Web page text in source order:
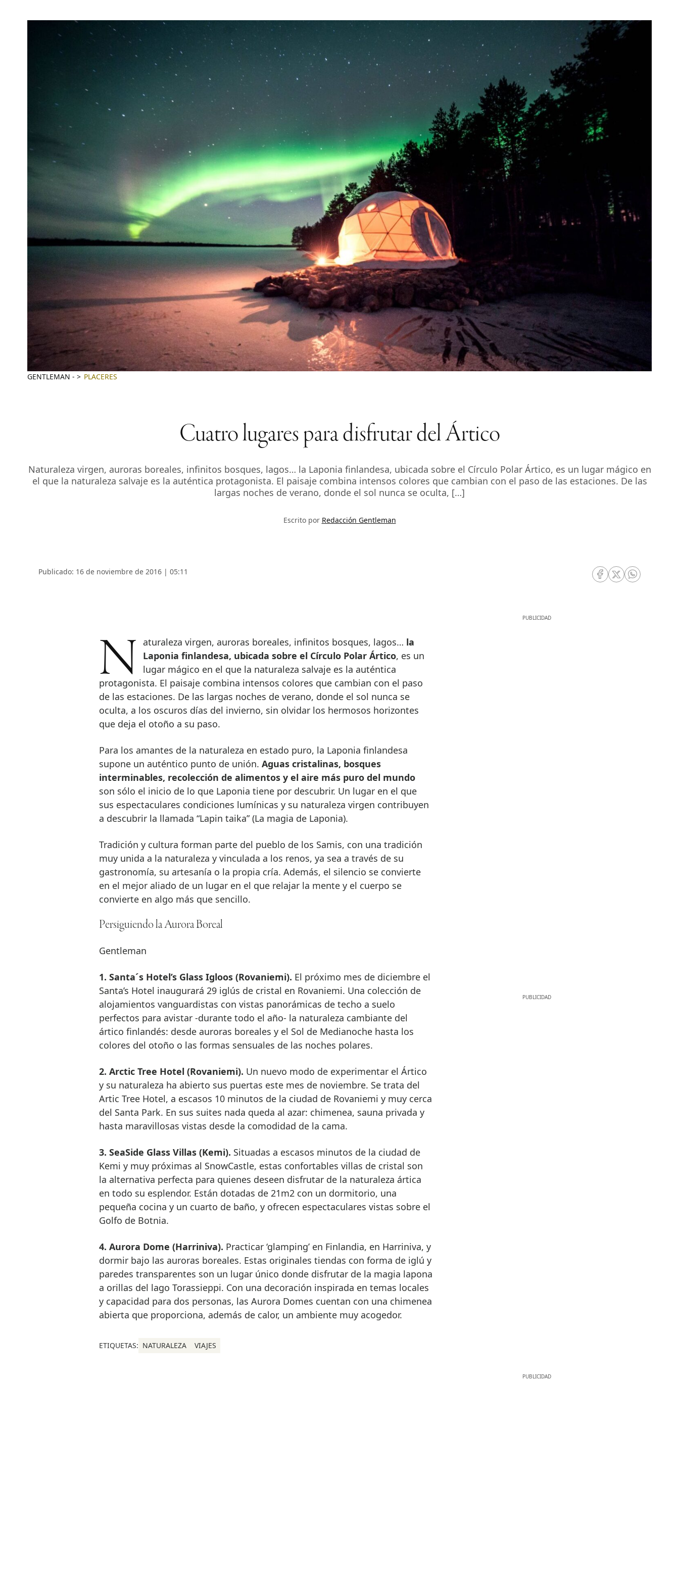
GENTLEMAN - PLACERES
Cuatro lugares para disfrutar del Ártico
Naturaleza virgen, auroras boreales, infinitos bosques, lagos… la Laponia finlandesa, ubicada sobre el Círculo Polar Ártico, es un lugar mágico en
el que la naturaleza salvaje es la auténtica protagonista. El paisaje combina intensos colores que cambian con el paso de las estaciones. De las
largas noches de verano, donde el sol nunca se oculta, […]
Escrito por Redacción Gentleman
Publicado: 16 de noviembre de 2016 | 05:11
RRSS Facebook
RRSS Twitter
RRSS
Naturaleza virgen, auroras boreales, infinitos bosques, lagos… la
Laponia finlandesa, ubicada sobre el Círculo Polar Ártico, es un
lugar mágico en el que la naturaleza salvaje es la auténtica
protagonista. El paisaje combina intensos colores que cambian con el paso
de las estaciones. De las largas noches de verano, donde el sol nunca se
oculta, a los oscuros días del invierno, sin olvidar los hermosos horizontes
que deja el otoño a su paso.
Para los amantes de la naturaleza en estado puro, la Laponia finlandesa
supone un auténtico punto de unión. Aguas cristalinas, bosques
interminables, recolección de alimentos y el aire más puro del mundo
son sólo el inicio de lo que Laponia tiene por descubrir. Un lugar en el que
sus espectaculares condiciones lumínicas y su naturaleza virgen contribuyen
a descubrir la llamada “Lapin taika” (La magia de Laponia).
Tradición y cultura forman parte del pueblo de los Samis, con una tradición
muy unida a la naturaleza y vinculada a los renos, ya sea a través de su
gastronomía, su artesanía o la propia cría. Además, el silencio se convierte
en el mejor aliado de un lugar en el que relajar la mente y el cuerpo se
convierte en algo más que sencillo.
Persiguiendo la Aurora Boreal
Gentleman
1. Santa´s Hotel’s Glass Igloos (Rovaniemi). El próximo mes de diciembre el
Santa’s Hotel inaugurará 29 iglús de cristal en Rovaniemi. Una colección de
alojamientos vanguardistas con vistas panorámicas de techo a suelo
perfectos para avistar -durante todo el año- la naturaleza cambiante del
ártico finlandés: desde auroras boreales y el Sol de Medianoche hasta los
colores del otoño o las formas sensuales de las noches polares.
2. Arctic Tree Hotel (Rovaniemi). Un nuevo modo de experimentar el Ártico
y su naturaleza ha abierto sus puertas este mes de noviembre. Se trata del
Artic Tree Hotel, a escasos 10 minutos de la ciudad de Rovaniemi y muy cerca
del Santa Park. En sus suites nada queda al azar: chimenea, sauna privada y
hasta maravillosas vistas desde la comodidad de la cama.
3. SeaSide Glass Villas (Kemi). Situadas a escasos minutos de la ciudad de
Kemi y muy próximas al SnowCastle, estas confortables villas de cristal son
la alternativa perfecta para quienes deseen disfrutar de la naturaleza ártica
en todo su esplendor. Están dotadas de 21m2 con un dormitorio, una
pequeña cocina y un cuarto de baño, y ofrecen espectaculares vistas sobre el
Golfo de Botnia.
4. Aurora Dome (Harriniva). Practicar ‘glamping’ en Finlandia, en Harriniva, y
dormir bajo las auroras boreales. Estas originales tiendas con forma de iglú y
paredes transparentes son un lugar único donde disfrutar de la magia lapona
a orillas del lago Torassieppi. Con una decoración inspirada en temas locales
y capacidad para dos personas, las Aurora Domes cuentan con una chimenea
abierta que proporciona, además de calor, un ambiente muy acogedor.
ETIQUETAS: NATURALEZA VIAJES